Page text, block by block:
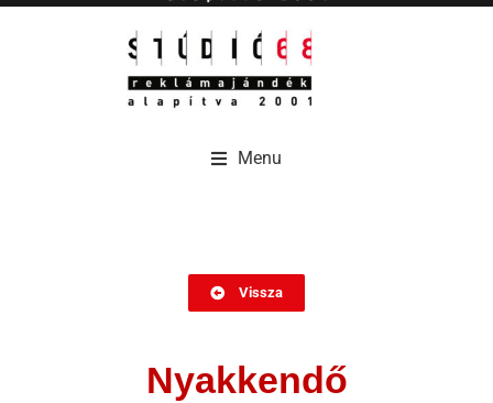
Menu
Menu
Vissza
Nyakkendő